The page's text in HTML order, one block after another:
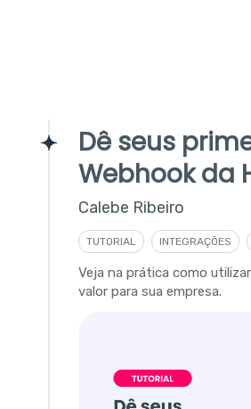
Dê seus
Webhook da
Calebe Ribeiro
TUTORIAL INTEGRAÇÕES
Veja na prática como
valor para sua empresa.